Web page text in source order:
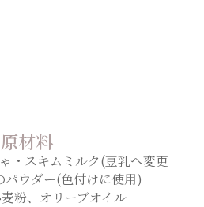
原材料
・スキムミルク(豆乳へ変更
ウダー(色付けに使用)
粉、オリーブオイル